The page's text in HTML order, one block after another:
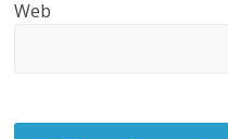
Web